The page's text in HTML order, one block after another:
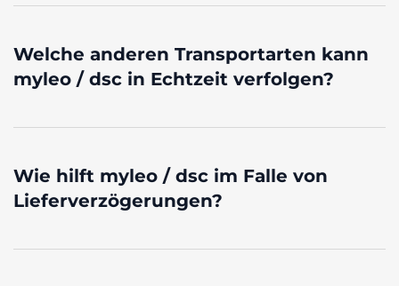
Welche anderen Transportarten kann
myleo / dsc in Echtzeit verfolgen?
Wie hilft myleo / dsc im Falle von
Lieferverzögerungen?